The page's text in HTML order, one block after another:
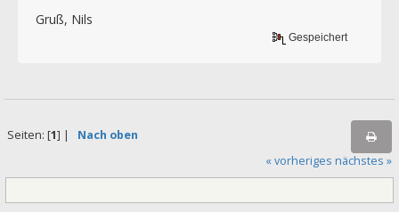
Gruß, Nils
Gespeichert
Seiten: [1] | Nach oben
« vorheriges nächstes »